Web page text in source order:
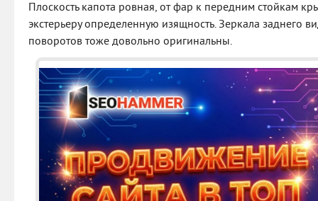
Плоскость капота ровная, от фар к передним стойкам
экстерьеру определенную изящность. Зеркала заднего
поворотов тоже довольно оригинальны.